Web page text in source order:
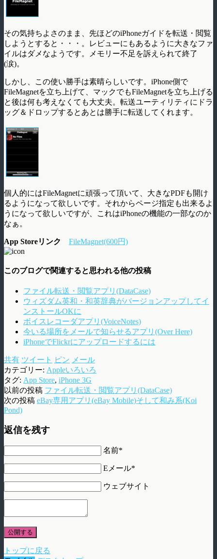
その気持ちよさのまま、先ほどのiPhoneガイドを転送・閲覧
しようとすると・・・。レビューにもあるように大きなファ
イルはダメなようです。メモリー不足を訴えられて終了
(涙)。
しかし、この使い勝手は素晴らしいです。iPhone側で
FileMagnetを立ち上げて、マックでもFileMagnetを立ち上げる
と後は何も考えなくても大丈夫。転送ユーティリティにドラ
ッグ＆ドロップするとあとは勝手に転送してくれます。
個人的にはFileMagnetに頑張って頂いて、大きなPDFも開け
るようになって欲しいです。それからページ指定も出来るよ
うになって欲しいですが、これはiPhoneの機能の一部なのか
なぁ。
App Storeリンク FileMagnet(600円)
このブログで関連すると思われる他の投稿
ファイル転送・閲覧アプリ(DataCase)
ウィズダム英和・和英辞典がバージョンアップしてイ
ンストールOKに
ボイスレコーダアプリ(VoiceNotes)
今いる場所をメールで知らせるアプリ(Over Here)
iPhoneでFlickrにアップロードするには
共有 ツイート ピン メール
カテゴリー: Appleいろいろ
タグ: App Store, iPhone 3G
以前の投稿 ファイル転送・閲覧アプリ(DataCase)
次の投稿 eBay専用アプリ(eBay Mobile)そして和み系(Koi
Pond)
返信を残す
名前*
Eメール*
ウェブサイト
公開する
トップに戻る